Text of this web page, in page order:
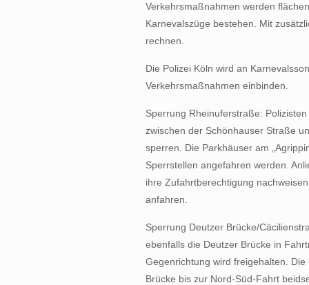
Verkehrsmaßnahmen werden
Karnevalszüge bestehen. Mit
rechnen.
Die Polizei Köln wird an
Verkehrsmaßnahmen einbinden.
Sperrung Rheinuferstraße:
zwischen der Schönhauser Straße
sperren. Die Parkhäuser am
Sperrstellen angefahren werden.
ihre Zufahrtberechtigung
anfahren.
Sperrung Deutzer Brücke/
ebenfalls die Deutzer Brücke in
Gegenrichtung wird freigehalten.
Brücke bis zur Nord-Süd-Fahrt